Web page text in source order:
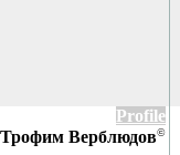
Profile
Трофим Верблюдов©